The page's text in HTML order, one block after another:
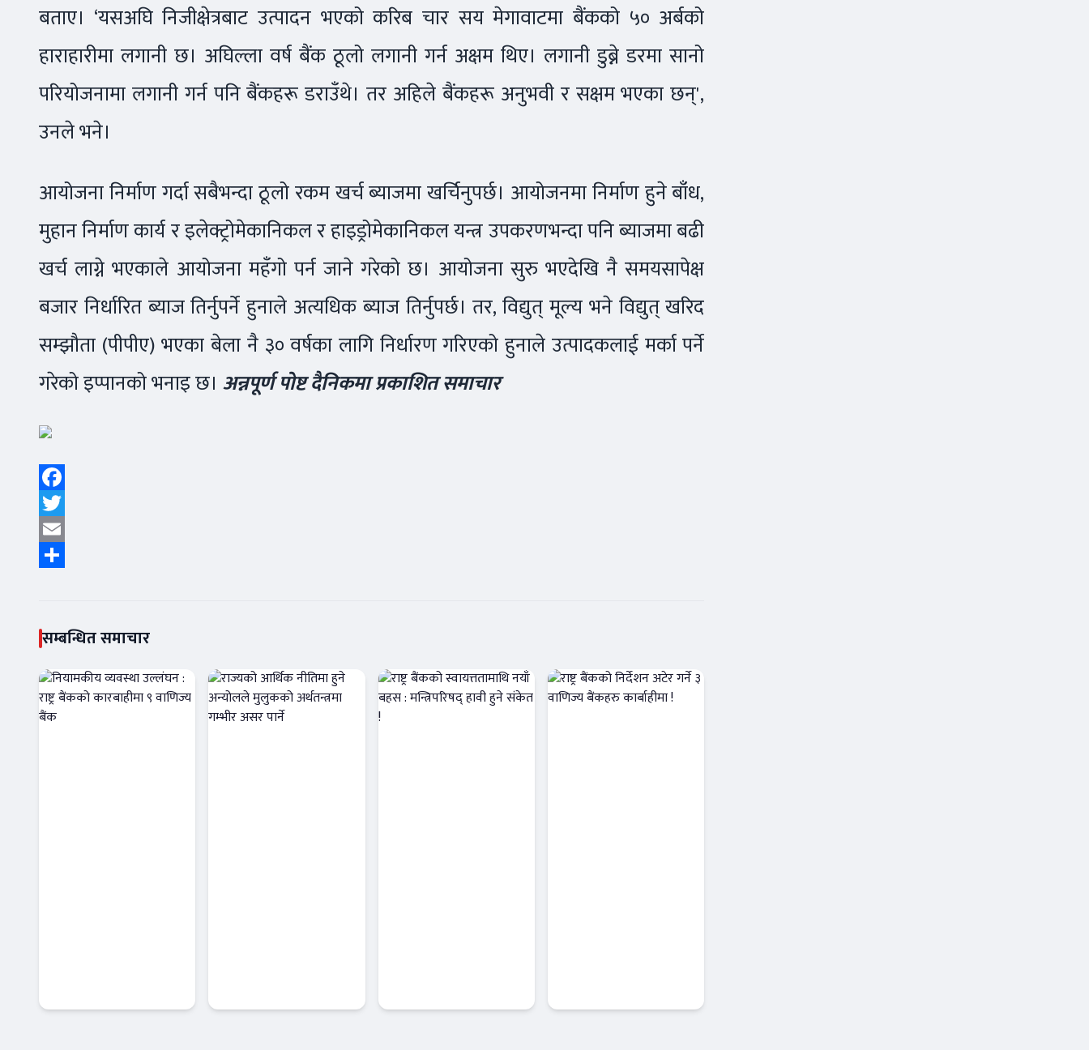
बताए। ‘यसअघि निजीक्षेत्रबाट उत्पादन भएको करिब चार सय मेगावाटमा बैंकको ५० अर्बको
हाराहारीमा लगानी छ। अघिल्ला वर्ष बैंक ठूलो लगानी गर्न अक्षम थिए। लगानी डुब्ने डरमा सानो
परियोजनामा लगानी गर्न पनि बैंकहरू डराउँथे। तर अहिले बैंकहरू अनुभवी र सक्षम भएका छन्',
उनले भने।
आयोजना निर्माण गर्दा सबैभन्दा ठूलो रकम खर्च ब्याजमा खर्चिनुपर्छ। आयोजनमा निर्माण हुने बाँध,
मुहान निर्माण कार्य र इलेक्ट्रोमेकानिकल र हाइड्रोमेकानिकल यन्त्र उपकरणभन्दा पनि ब्याजमा बढी
खर्च लाग्ने भएकाले आयोजना महँगो पर्न जाने गरेको छ। आयोजना सुरु भएदेखि नै समयसापेक्ष
बजार निर्धारित ब्याज तिर्नुपर्ने हुनाले अत्यधिक ब्याज तिर्नुपर्छ। तर, विद्युत् मूल्य भने विद्युत् खरिद
सम्झौता (पीपीए) भएका बेला नै ३० वर्षका लागि निर्धारण गरिएको हुनाले उत्पादकलाई मर्का पर्ने
गरेको इप्पानको भनाइ छ। अन्नपूर्ण पोष्ट दैनिकमा प्रकाशित समाचार
Facebook
Twitter
Email
सम्बन्धित समाचार
कारबाहीमा ९
मुलुकको
मन्त्रिपरिषद् हावी
कार्बाहीमा !